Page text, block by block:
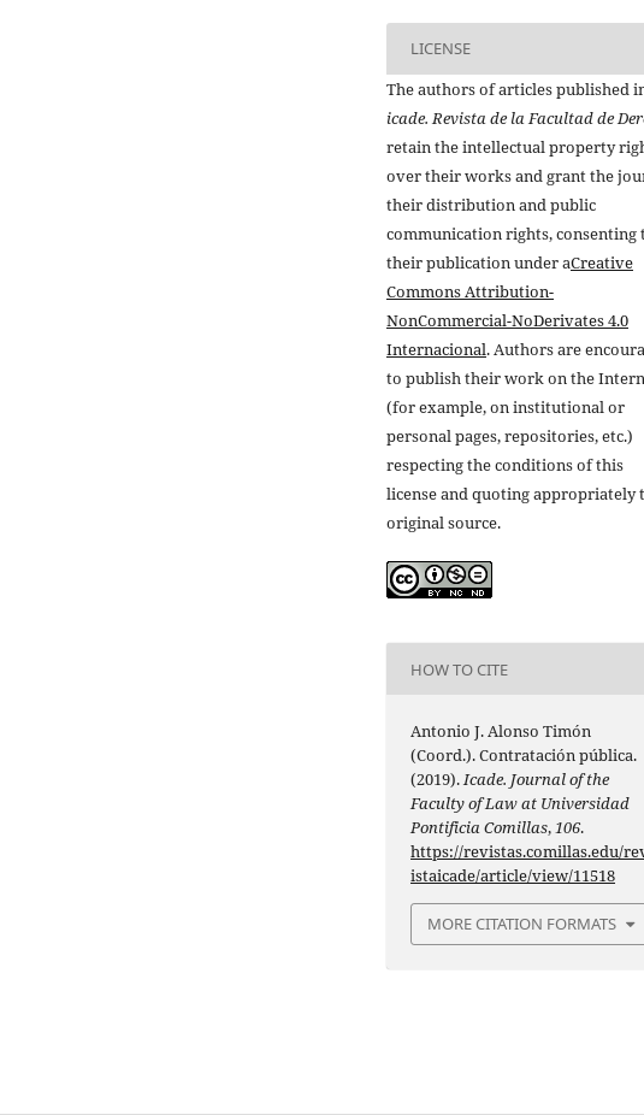
LICENSE
The authors of articles published
icade. Revista de la Facultad de
retain the intellectual property
over their works and grant the
their distribution and public
communication rights, consenting
their publication under aCreative
Commons Attribution-
NonCommercial-NoDerivates 4.0
Internacional. Authors are
to publish their work on the
(for example, on institutional or
personal pages, repositories, etc.)
respecting the conditions of this
license and quoting appropriately
original source.
HOW TO CITE
Antonio J. Alonso Timón
(Coord.). Contratación pública.
(2019).Icade. Journal of the
Faculty of Law at Universidad
Pontificia Comillas,106.
https://revistas.comillas.edu/
istaicade/article/view/11518
MORE CITATION FORMATS